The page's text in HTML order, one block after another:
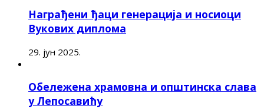
Награђени ђаци генерација и носиоци
Вукових диплома
29. јун 2025.
Обележена храмовна и општинска слава
у Лепосавићу